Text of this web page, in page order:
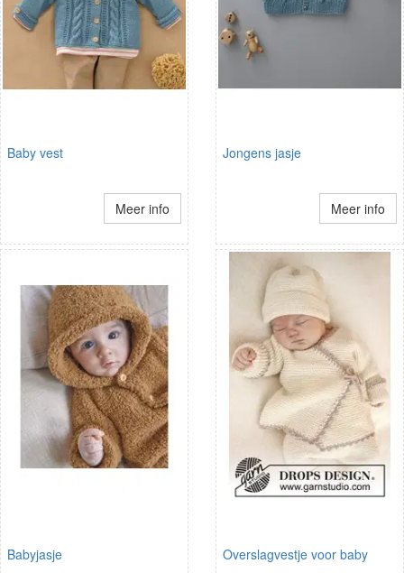
Baby vest
Meer info
Jongens jasje
Meer info
Babyjasje Overslagvestje voor baby